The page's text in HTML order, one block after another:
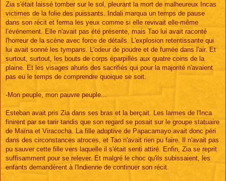
Zia s'était laissé tomber sur le sol, pleurant la mort de malheureux Incas
victimes de la folie des puissants. Indali marqua un temps de pause
dans son récit et ferma les yeux comme si elle revivait elle-même
l’événement. Elle n'avait pas été présente, mais Tao lui avait raconté
l'horreur de la scène avec force de détails. L'explosion retentissante qui
lui avait sonné les tympans. L'odeur de poudre et de fumée dans l'air. Et
surtout, surtout, les bouts de corps éparpillés aux quatre coins de la
plaine. Et les visages ahuris des sacrifiés qui pour la majorité n'avaient
pas eu le temps de comprendre quoique se soit.
-Mon peuple, mon pauvre peuple...
Esteban avait pris Zia dans ses bras et la berçait. Les larmes de l'Inca
finirent par se tarir tandis que son regard se posait sur le groupe statuaire
de Maïna et Viracocha. La fille adoptive de Papacamayo avait donc péri
dans des circonstances atroces, et Tao n'avait rien pu faire. Il n'avait pas
pu sauver cette fille vers laquelle il s'était senti attiré. Enfin, Zia se reprit
suffisamment pour se relever. Et malgré le choc qu'ils subissaient, les
enfants demandèrent à l'Indienne de continuer son récit.